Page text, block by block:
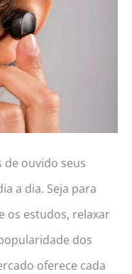
de ouvido seus
a dia. Seja para
os estudos, relaxar
dos
oferece cada